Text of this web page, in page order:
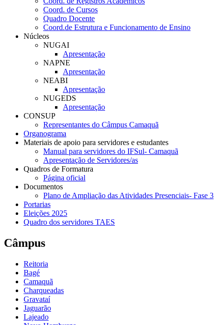
Coord. de Cursos
Quadro Docente
Coord.de Estrutura e Funcionamento de Ensino
Núcleos
NUGAI
Apresentação
NAPNE
Apresentação
NEABI
Apresentação
NUGEDS
Apresentação
CONSUP
Representantes do Câmpus Camaquã
Organograma
Materiais de apoio para servidores e estudantes
Manual para servidores do IFSul- Camaquã
Apresentação de Servidores/as
Quadros de Formatura
Página oficial
Documentos
Plano de Ampliação das Atividades Presenciais- Fase 3
Portarias
Eleições 2025
Quadro dos servidores TAES
Câmpus
Reitoria
Bagé
Camaquã
Charqueadas
Gravataí
Jaguarão
Lajeado